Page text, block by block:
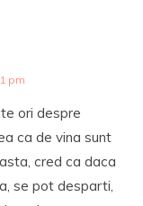
pm
ori despre
ca de vina sunt
cred ca daca
se pot desparti,